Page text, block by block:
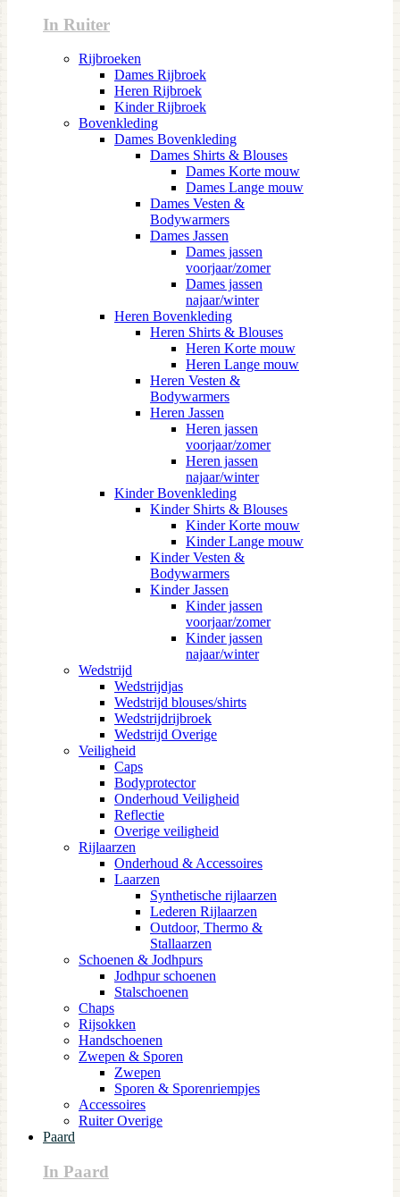
In Ruiter
Rijbroeken
Dames Rijbroek
Heren Rijbroek
Kinder Rijbroek
Bovenkleding
Dames Bovenkleding
Dames Shirts & Blouses
Dames Korte mouw
Dames Lange mouw
Dames Vesten &
Bodywarmers
Dames Jassen
Dames jassen
voorjaar/zomer
Dames jassen
najaar/winter
Heren Bovenkleding
Heren Shirts & Blouses
Heren Korte mouw
Heren Lange mouw
Heren Vesten &
Bodywarmers
Heren Jassen
Heren jassen
voorjaar/zomer
Heren jassen
najaar/winter
Kinder Bovenkleding
Kinder Shirts & Blouses
Kinder Korte mouw
Kinder Lange mouw
Kinder Vesten &
Bodywarmers
Kinder Jassen
Kinder jassen
voorjaar/zomer
Kinder jassen
najaar/winter
Wedstrijd
Wedstrijdjas
Wedstrijd blouses/shirts
Wedstrijdrijbroek
Wedstrijd Overige
Veiligheid
Caps
Bodyprotector
Onderhoud Veiligheid
Reflectie
Overige veiligheid
Rijlaarzen
Onderhoud & Accessoires
Laarzen
Synthetische rijlaarzen
Lederen Rijlaarzen
Outdoor, Thermo &
Stallaarzen
Schoenen & Jodhpurs
Jodhpur schoenen
Stalschoenen
Chaps
Rijsokken
Handschoenen
Zwepen & Sporen
Zwepen
Sporen & Sporenriempjes
Accessoires
Ruiter Overige
Paard
In Paard